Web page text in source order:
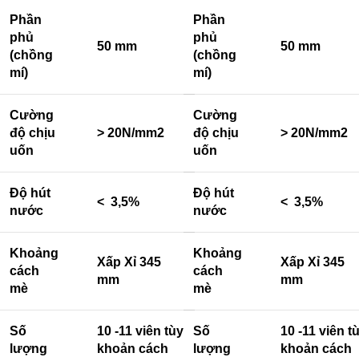
Phần
phủ
(chồng
mí)
50 mm
Cường
độ chịu
uốn
> 20N/mm2
Độ hút
nước
< 3,5%
Khoảng
cách
mè
Xấp Xỉ 345
mm
Số
lượng
10 -11 viên tùy
khoản cách
Phần
phủ
(chồng
mí)
50 mm
Cường
độ chịu
uốn
> 20N/mm2
Độ hút
nước
< 3,5%
Khoảng
cách
mè
Xấp Xỉ 345
mm
Số
lượng
10 -11 viên
khoản cách